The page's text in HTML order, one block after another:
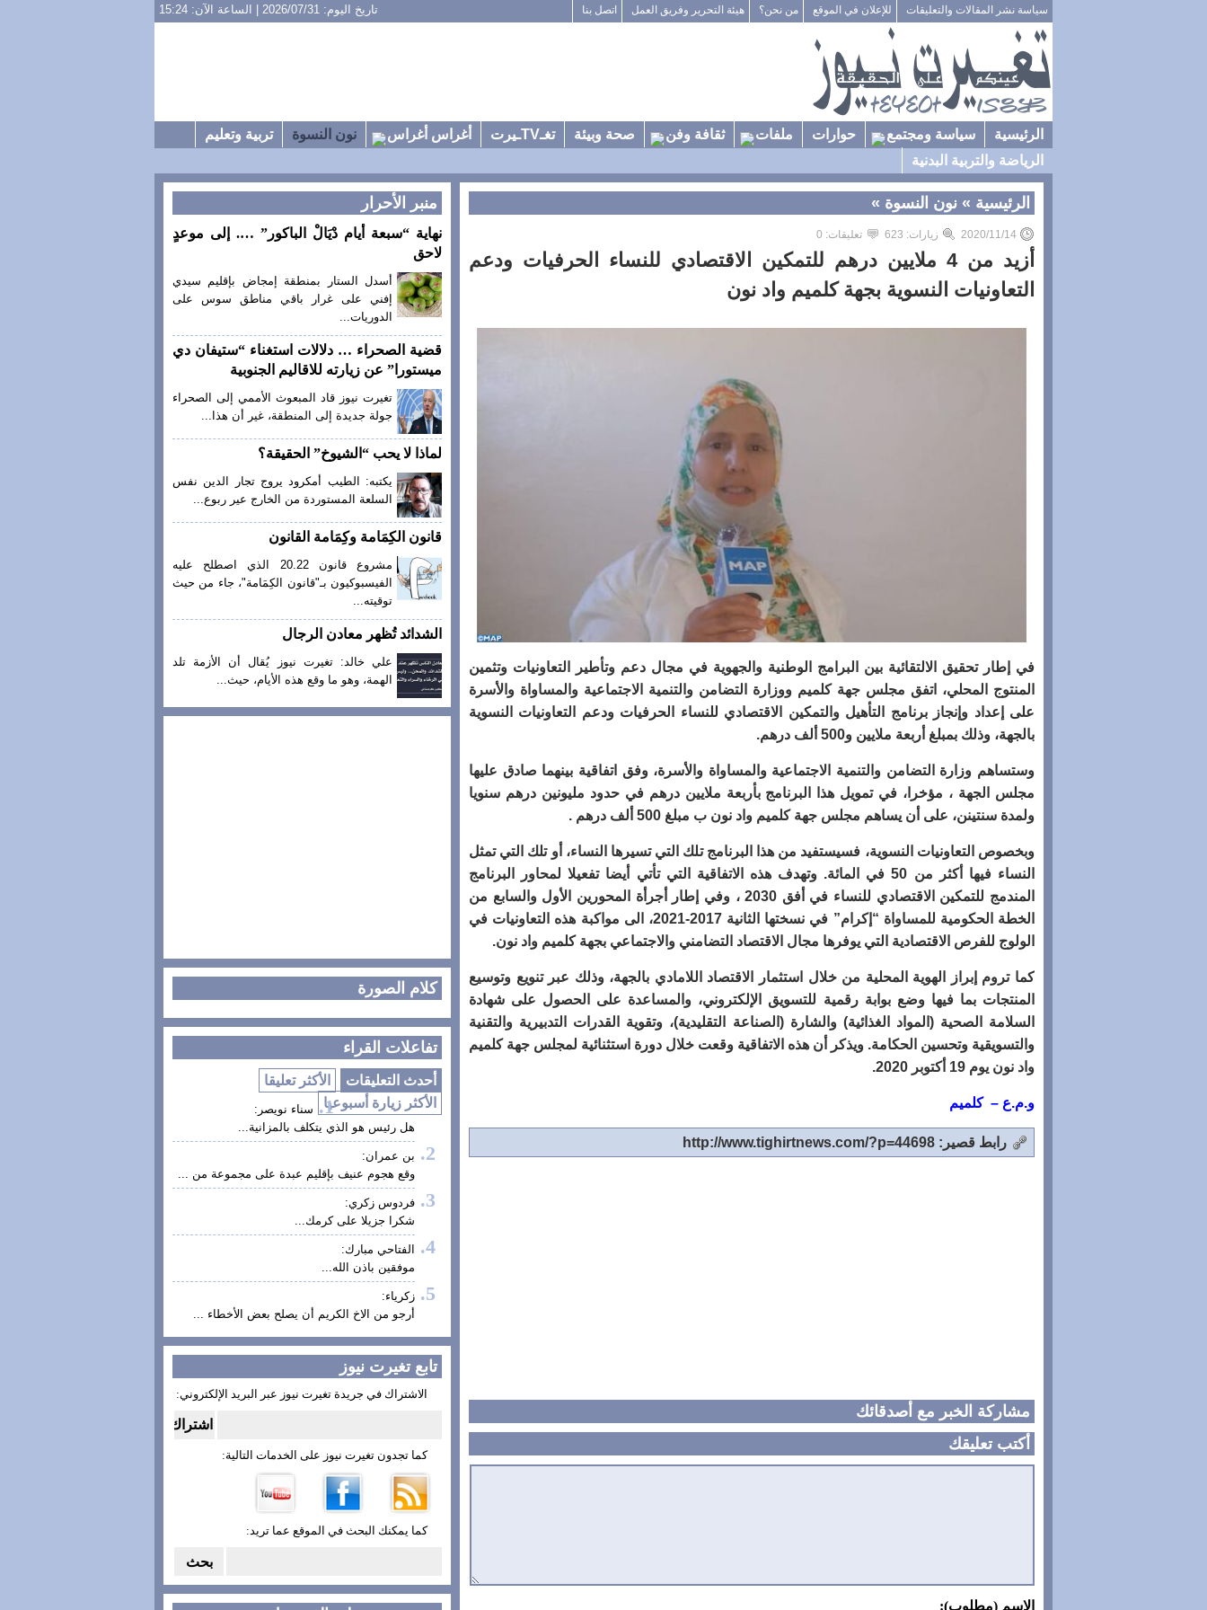
سياسة نشر المقالات والتعليقات للإعلان في الموقع من نحن؟ هيئة التحرير وفريق العمل اتصل بنا تاريخ اليوم: 2026/07/31 | الساعة الآن: 15:24
الرئيسية سياسة ومجتمع حوارات ملفات ثقافة وفن صحة وبيئة تغـTVـيرت أغراس أغراس نون النسوة
تربية وتعليم
الرياضة والتربية البدنية
الرئيسية » نون النسوة »
2020/11/14 زيارات: 623 تعليقات: 0
أزيد من 4 ملايين درهم للتمكين الاقتصادي للنساء الحرفيات ودعم
التعاونيات النسوية بجهة كلميم واد نون
في إطار تحقيق الالتقائية بين البرامج الوطنية والجهوية في مجال دعم وتأطير التعاونيات وتثمين
المنتوج المحلي، اتفق مجلس جهة كلميم ووزارة التضامن والتنمية الاجتماعية والمساواة والأسرة
على إعداد وإنجاز برنامج التأهيل والتمكين الاقتصادي للنساء الحرفيات ودعم التعاونيات النسوية
بالجهة، وذلك بمبلغ أربعة ملايين و500 ألف درهم
.
وستساهم وزارة التضامن والتنمية الاجتماعية والمساواة والأسرة، وفق اتفاقية بينهما صادق عليها
مجلس الجهة ، مؤخرا، في تمويل هذا البرنامج بأربعة ملايين درهم في حدود مليونين درهم سنويا
ولمدة سنتينن، على أن يساهم مجلس جهة كلميم واد نون ب مبلغ 500 ألف درهم
.
وبخصوص التعاونيات النسوية، فسيستفيد من هذا البرنامج تلك التي تسيرها النساء، أو تلك التي تمثل
النساء فيها أكثر من 50 في المائة. وتهدف هذه الاتفاقية التي تأتي أيضا تفعيلا لمحاور البرنامج
المندمج للتمكين الاقتصادي للنساء في أفق 2030 ، وفي إطار أجرأة المحورين الأول والسابع من
الخطة الحكومية للمساواة “إكرام” في نسختها الثانية 2017-2021، الى مواكبة هذه التعاونيات في
الولوج للفرص الاقتصادية التي يوفرها مجال الاقتصاد التضامني والاجتماعي بجهة كلميم واد نون.
كما تروم إبراز الهوية المحلية من خلال استثمار الاقتصاد اللامادي بالجهة، وذلك عبر تنويع وتوسيع
المنتجات بما فيها وضع بوابة رقمية للتسويق الإلكتروني، والمساعدة على الحصول على شهادة
السلامة الصحية (المواد الغذائية) والشارة (الصناعة التقليدية)، وتقوية القدرات التدبيرية والتقنية
والتسويقية وتحسين الحكامة. ويذكر أن هذه الاتفاقية وقعت خلال دورة استثنائية لمجلس جهة كلميم
واد نون يوم 19 أكتوبر 2020
.
و.م.ع – كلميم
رابط قصير: http://www.tighirtnews.com/?p=44698
مشاركة الخبر مع أصدقائك
أكتب تعليقك
الاسم (مطلوب):
منبر الأحرار
نهاية “سبعة أيام دْيَالْ الباكور” …. إلى موعدٍ
لاحق
أسدل الستار بمنطقة إمجاض بإقليم سيدي
إفني على غرار باقي مناطق سوس على
الدوريات...
قضية الصحراء … دلالات استغناء “ستيفان دي
ميستورا” عن زيارته للاقاليم الجنوبية
تغيرت نيوز قاد المبعوث الأممي إلى الصحراء
جولة جديدة إلى المنطقة، غير أن هذا...
لماذا لا يحب “الشيوخ” الحقيقة؟
يكتبه: الطيب أمكرود يروج تجار الدين نفس
السلعة المستوردة من الخارج عير ربوع...
قانون الكِمَامة وكِمَامة القانون
مشروع قانون 20.22 الذي اصطلح عليه
الفيسبوكيون بـ"قانون الكِمَامة"، جاء من حيث
توقيته...
الشدائد تُظهر معادن الرجال
علي خالد: تغيرت نيوز يُقال أن الأزمة تلد
الهمة، وهو ما وقع هذه الأيام، حيث...
كلام الصورة
تفاعلات القراء
أحدث التعليقات
الأكثر تعليقا
الأكثر زيارة أسبوعيا
سناء نويصر:
هل رئيس هو الذي يتكلف بالمزانية...
بن عمران:
وقع هجوم عنيف بإقليم عبدة على مجموعة من ...
فردوس زكري:
شكرا جزيلا على كرمك...
الفتاحي مبارك:
موفقين باذن الله...
زكرياء:
أرجو من الاخ الكريم أن يصلح بعض الأخطاء ...
تابع تغيرت نيوز
الاشتراك في جريدة تغيرت نيوز عبر البريد الإلكتروني:
كما تجدون تغيرت نيوز على الخدمات التالية:
كما يمكنك البحث في الموقع عما تريد: